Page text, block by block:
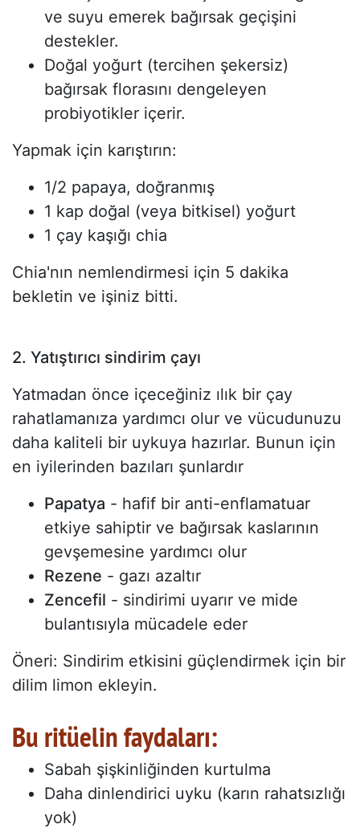
ve suyu emerek bağırsak geçişini
destekler.
Doğal yoğurt (tercihen şekersiz)
bağırsak florasını dengeleyen
probiyotikler içerir.
Yapmak için karıştırın:
1/2 papaya, doğranmış
1 kap doğal (veya bitkisel) yoğurt
1 çay kaşığı chia
Chia'nın nemlendirmesi için 5 dakika
bekletin ve işiniz bitti.
2. Yatıştırıcı sindirim çayı
Yatmadan önce içeceğiniz ılık bir çay
rahatlamanıza yardımcı olur ve vücudunuzu
daha kaliteli bir uykuya hazırlar. Bunun için
en iyilerinden bazıları şunlardır
Papatya - hafif bir anti-enflamatuar
etkiye sahiptir ve bağırsak kaslarının
gevşemesine yardımcı olur
Rezene - gazı azaltır
Zencefil - sindirimi uyarır ve mide
bulantısıyla mücadele eder
Öneri: Sindirim etkisini güçlendirmek için bir
dilim limon ekleyin.
Bu ritüelin faydaları:
Sabah şişkinliğinden kurtulma
Daha dinlendirici uyku (karın rahatsızlığı
yok)